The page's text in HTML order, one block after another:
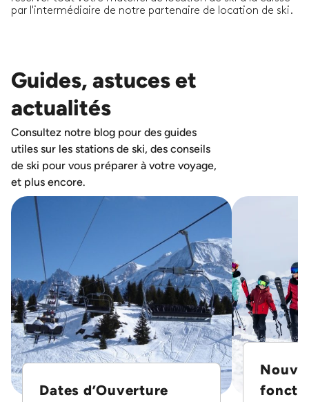
par l'intermédiaire de notre partenaire de location de ski.
Guides, astuces et
actualités
Consultez notre blog pour des guides
utiles sur les stations de ski, des conseils
de ski pour vous préparer à votre voyage,
et plus encore.
Dates d’Ouverture